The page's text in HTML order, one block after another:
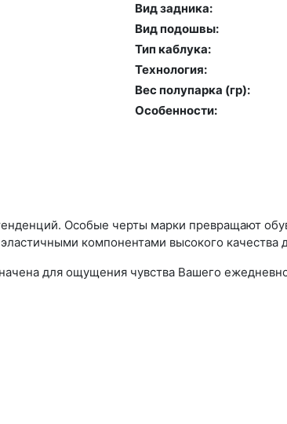
Вид задника:
Вид подошвы:
Тип каблука:
Технология:
Вес полупарка (гр):
Особенности:
Особые черты марки превращают
компонентами высокого
для ощущения чувства Вашего